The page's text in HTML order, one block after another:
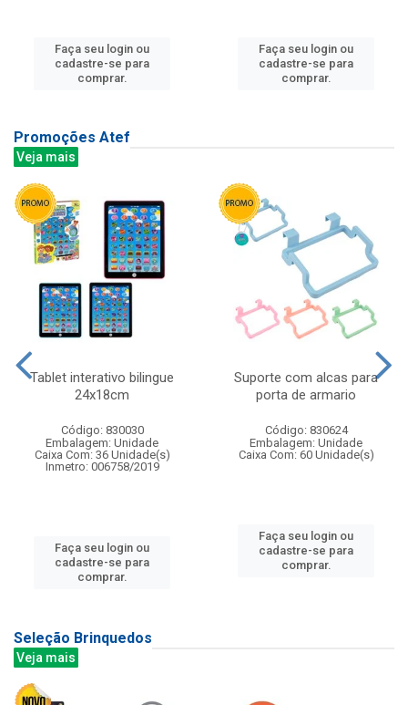
Faça seu login ou
cadastre-se para
comprar.
Faça seu login ou
cadastre-se para
comprar.
Promoções Atef
Veja mais
Tablet interativo bilingue
24x18cm
Código: 830030
Embalagem: Unidade
Caixa Com: 36 Unidade(s)
Inmetro: 006758/2019
Faça seu login ou
cadastre-se para
comprar.
Suporte com alcas para
porta de armario
Código: 830624
Embalagem: Unidade
Caixa Com: 60 Unidade(s)
Faça seu login ou
cadastre-se para
comprar.
Seleção Brinquedos
Veja mais